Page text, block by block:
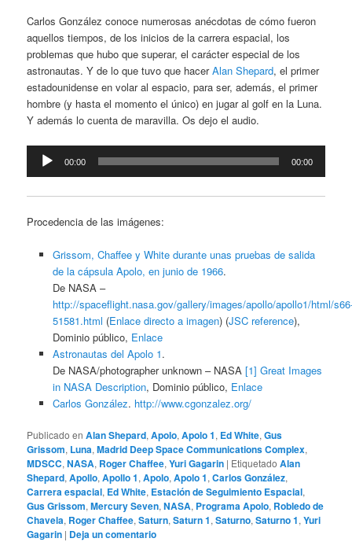
Carlos González conoce numerosas anécdotas de cómo fueron
aquellos tiempos, de los inicios de la carrera espacial, los
problemas que hubo que superar, el carácter especial de los
astronautas. Y de lo que tuvo que hacerAlan Shepard, el primer
estadounidense en volar al espacio, para ser, además, el primer
hombre (y hasta el momento el único) en jugar al golf en la Luna.
Y además lo cuenta de maravilla. Os dejo el audio.
Reproductor
00:00 00:00
Procedencia de las imágenes:
Grissom, Chaffee y White durante unas pruebas de salida
de la cápsula Apolo, en junio de 1966.
De NASA –
http://spaceflight.nasa.gov/gallery/images/apollo/apollo1/html/
51581.html (Enlace directo a imagen) (JSC reference),
Dominio público, Enlace
Astronautas del Apolo 1.
De NASA/photographer unknown – NASA [1] Great Images
in NASA Description, Dominio público, Enlace
Carlos González. http://www.cgonzalez.org/
Publicado en Alan Shepard,Apolo,Apolo 1, Ed White,Gus
Grissom, Luna,Madrid Deep Space Communications Complex,
MDSCC,NASA, Roger Chaffee,Yuri Gagarin | Etiquetado Alan
Shepard,Apollo,Apollo 1,Apolo,Apolo 1,Carlos González,
Carrera espacial, Ed White, Estación de Seguimiento Espacial,
Gus Grissom,Mercury Seven,NASA, Programa Apolo, Robledo de
Chavela, Roger Chaffee,Saturn,Saturn 1,Saturno,Saturno 1,Yuri
Gagarin | Deja un comentario